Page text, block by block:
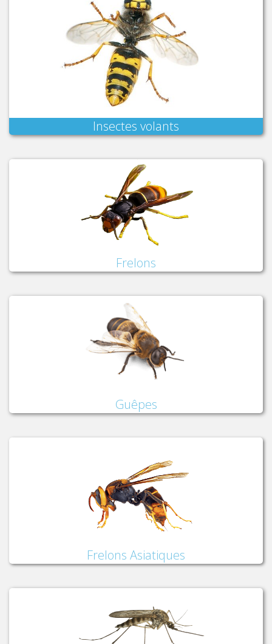
Insectes volants
Frelons
Guêpes
Frelons Asiatiques